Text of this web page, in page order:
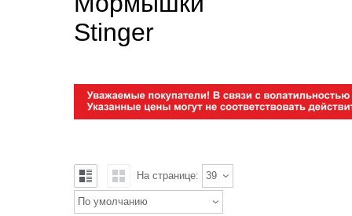
Stinger
На странице: 39
По умолчанию